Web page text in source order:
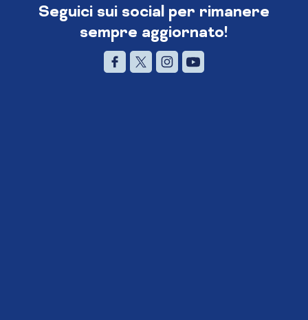
Seguici sui social per rimanere
sempre aggiornato!